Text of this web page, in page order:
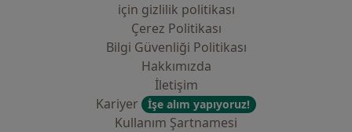
i̇çin gizlilik politikası
Çerez Politikası
Bilgi Güvenliği Politikası
Hakkımızda
İletişim
Kariyer
İşe alım yapıyoruz!
Kullanım Şartnamesi